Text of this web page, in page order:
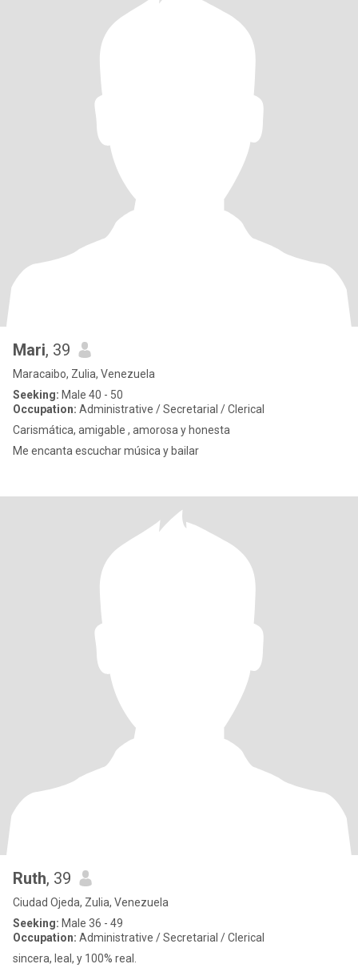
Mari, 39
Maracaibo, Zulia, Venezuela
Seeking: Male 40 - 50
Occupation: Administrative / Secretarial / Clerical
Carismática, amigable , amorosa y honesta
Me encanta escuchar música y bailar
Ruth, 39
Ciudad Ojeda, Zulia, Venezuela
Seeking: Male 36 - 49
Occupation: Administrative / Secretarial / Clerical
sincera, leal, y 100% real.